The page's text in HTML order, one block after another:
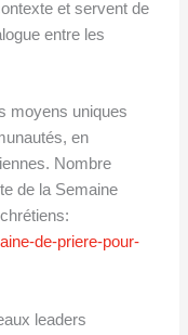
et servent de
entre les
moyens uniques
en
Nombre
de la Semaine
de-priere-pour-
leaders